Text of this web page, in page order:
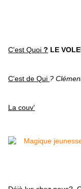
C'est Quoi ? LE
C'est de Qui ?
La couv'